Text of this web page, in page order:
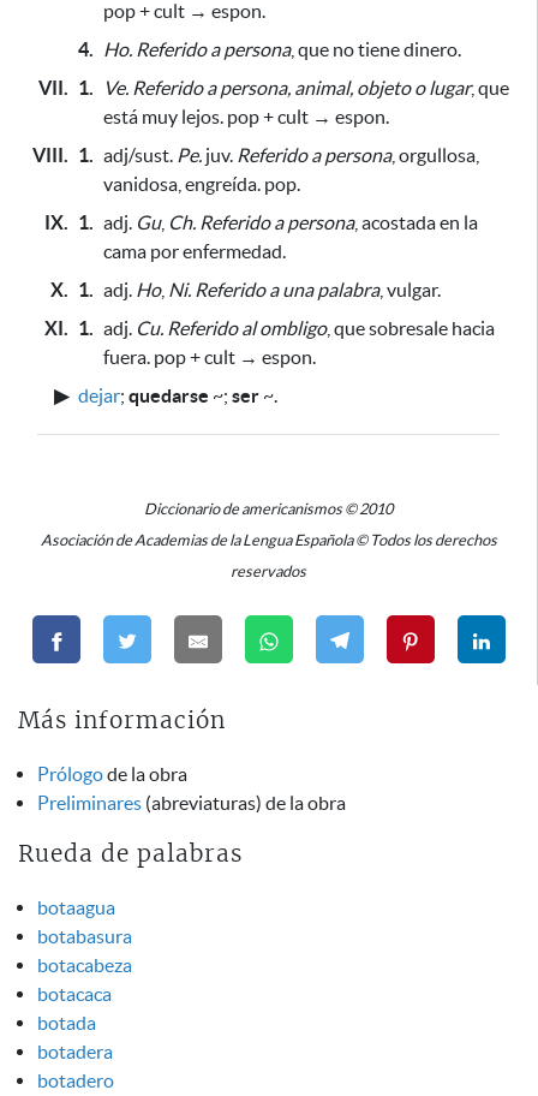
pop + cult → espon.
4. Ho. Referido a persona, que no tiene dinero.
VII. 1. Ve. Referido a persona, animal, objeto o lugar, que
está muy lejos. pop + cult → espon.
VIII. 1. adj/sust. Pe. juv. Referido a persona, orgullosa,
vanidosa, engreída. pop.
IX. 1. adj. Gu, Ch. Referido a persona, acostada en la
cama por enfermedad.
X. 1. adj. Ho, Ni. Referido a una palabra, vulgar.
XI. 1. adj. Cu. Referido al ombligo, que sobresale hacia
fuera. pop + cult → espon.
▶ dejar; quedarse ~; ser ~.
Diccionario de americanismos © 2010
Asociación de Academias de la Lengua Española © Todos los derechos
reservados
Más información
Prólogode la obra
Preliminares (abreviaturas) de la obra
Rueda de palabras
botaagua
botabasura
botacabeza
botacaca
botada
botadera
botadero